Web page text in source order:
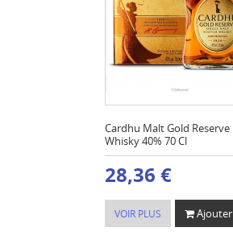
Cardhu Malt Gold Reserve
Whisky 40% 70 Cl
28,36 €
VOIR PLUS Ajouter